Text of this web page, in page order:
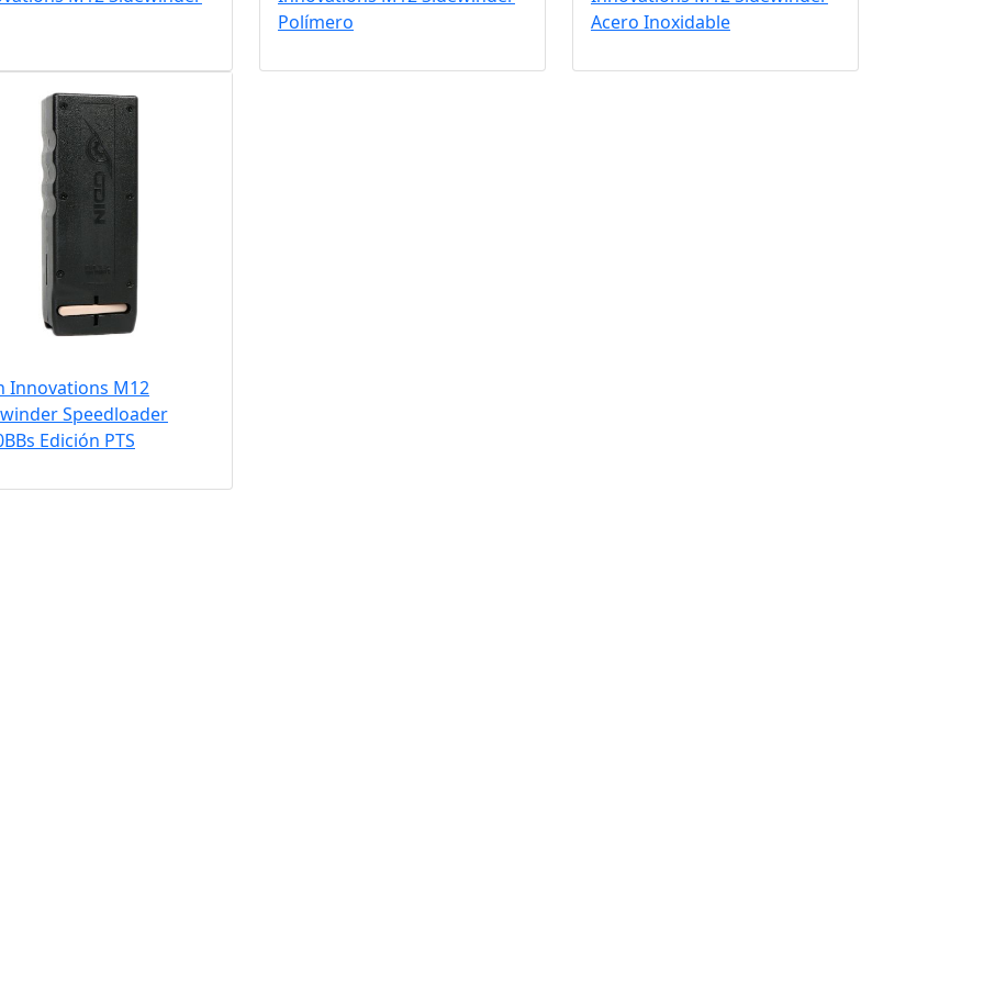
Polímero
Acero Inoxidable
Innovations M12
Speedloader
Edición PTS